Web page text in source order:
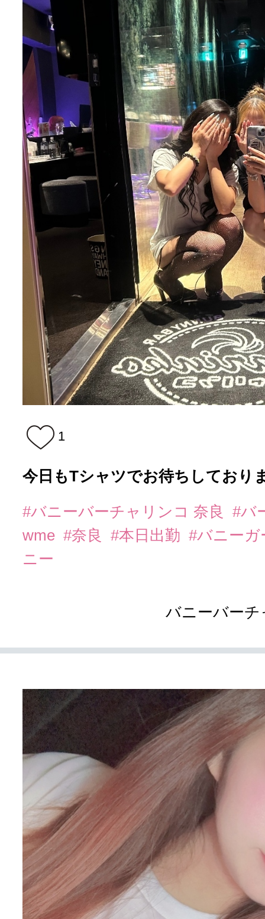
1
今日もTシャツでお待ちしており
#バニーバーチャリンコ 奈良
#バ
wme #奈良 #本日出勤 #バニー
ニー
バニーバー